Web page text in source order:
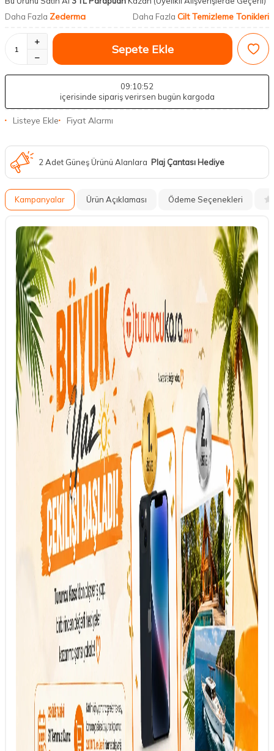
Daha Fazla Zederma Daha Fazla Cilt Temizleme Tonikleri
Sepete Ekle
09:10:51
içerisinde sipariş verirsen bugün kargoda
Listeye Ekle Fiyat Alarmı
2 Adet Güneş Ürünü Alanlara Plaj Çantası Hediye
Kampanyalar Ürün Açıklaması Ödeme Seçenekleri